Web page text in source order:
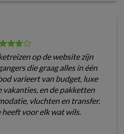
op de website zijn
die graag alles in één
varieert van budget, luxe
en de pakketten
vluchten en transfer.
voor elk wat wils.